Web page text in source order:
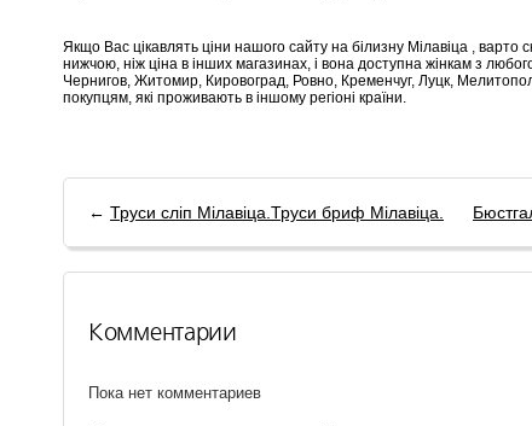
Якщо Вас цікавлять ціни нашого сайту на білизну Мілавіца , варто
нижчою, ніж ціна в інших магазинах, і вона доступна жінкам з
Чернигов, Житомир, Кировоград, Ровно, Кременчуг, Луцк,
покупцям, які проживають в іншому регіоні країни.
← Труси сліп Мілавіца.Труси бриф Мілавіца.
Комментарии
Пока нет комментариев